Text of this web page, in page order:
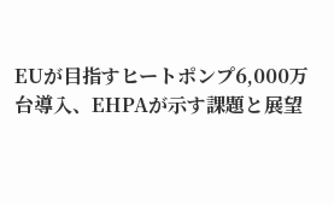
EUが目指すヒートポンプ6,000万
台導入、EHPAが示す課題と展望